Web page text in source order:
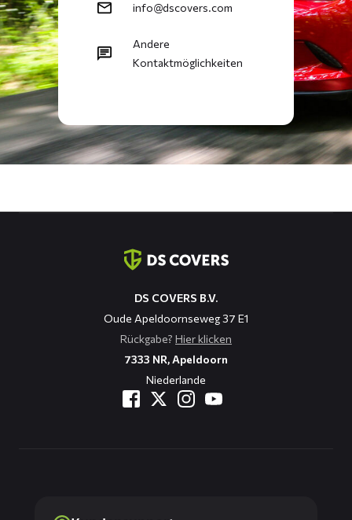
info@dscovers.com
Andere
Kontaktmöglichkeiten
DS COVERS B.V.
Oude Apeldoornseweg 37 E1
Rückgabe? Hier klicken
7333 NR, Apeldoorn
Niederlande